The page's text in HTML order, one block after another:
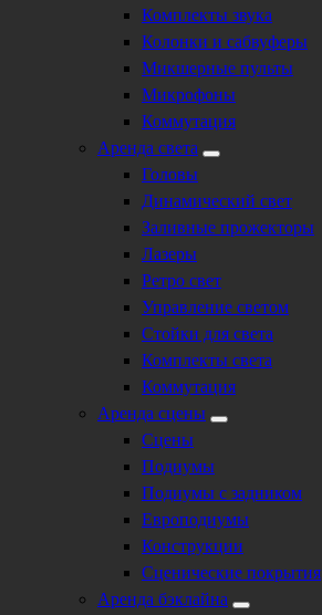
Комплекты звука
Колонки и сабвуферы
Микшерные пульты
Микрофоны
Коммутация
Аренда света
Головы
Динамический свет
Заливные прожекторы
Лазеры
Ретро свет
Управление светом
Стойки для света
Комплекты света
Коммутация
Аренда сцены
Сцены
Подиумы
Подиумы с задником
Европодиумы
Конструкции
Сценические покрытия
Аренда бэклайна